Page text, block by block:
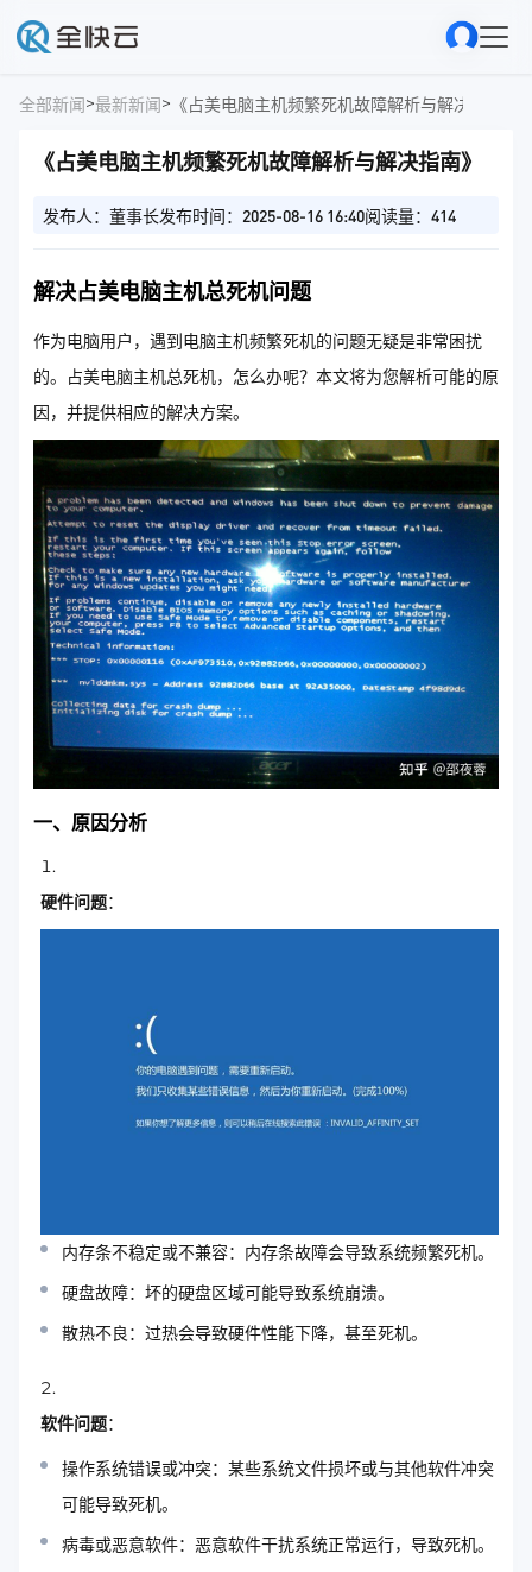
全部新闻>最新新闻> 《占美电脑主机频繁死机故障解析与解决指南》
《占美电脑主机频繁死机故障解析与解决指南》
发布人：董事长发布时间：2025-08-16 16:40阅读量：414
解决占美电脑主机总死机问题
作为电脑用户，遇到电脑主机频繁死机的问题无疑是非常困扰
的。占美电脑主机总死机，怎么办呢？本文将为您解析可能的原
因，并提供相应的解决方案。
一、原因分析
硬件问题：
内存条不稳定或不兼容：内存条故障会导致系统频繁死机。
硬盘故障：坏的硬盘区域可能导致系统崩溃。
散热不良：过热会导致硬件性能下降，甚至死机。
软件问题：
操作系统错误或冲突：某些系统文件损坏或与其他软件冲突
可能导致死机。
病毒或恶意软件：恶意软件干扰系统正常运行，导致死机。